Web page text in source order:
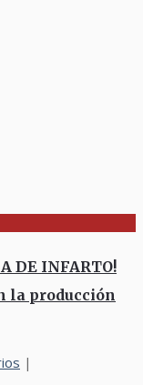
DE INFARTO!
la producción
|